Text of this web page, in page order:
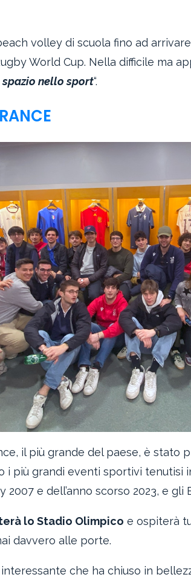
volley di scuola fino ad
World Cup. Nella difficile ma
nello sport“.
il più grande del paese, è stato
i più grandi eventi sportivi tenutisi
2007 e dell’anno scorso 2023, e gli
lo Stadio Olimpico e ospiterà
davvero alle porte.
che ha chiuso in